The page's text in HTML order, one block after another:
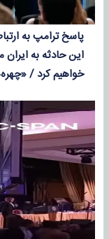
پاسخ ترامپ به
این حادثه به ایران
خواهیم کرد /